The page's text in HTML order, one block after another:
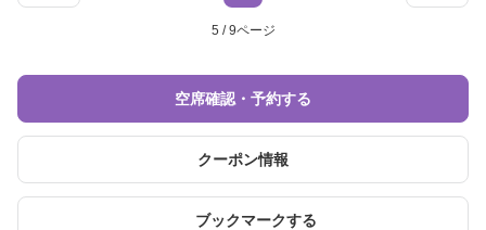
5 / 9ページ
空席確認・予約する
クーポン情報
ブックマークする